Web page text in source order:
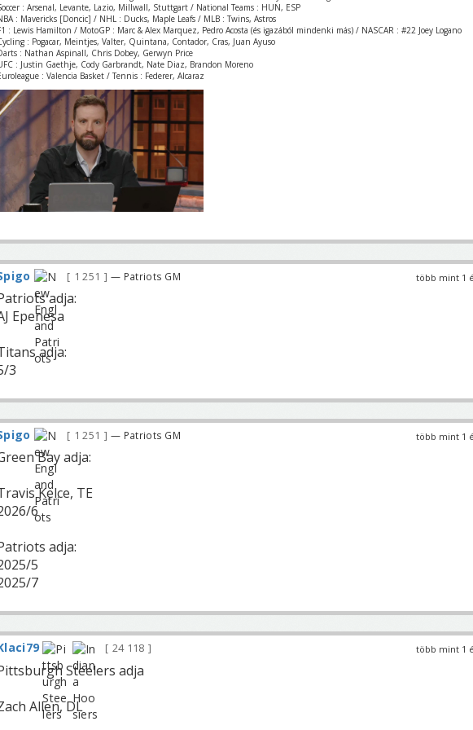
: Arsenal, Levante, Lazio, Millwall, Stuttgart / National Teams : HUN, ESP
: Mavericks [Doncic] / NHL : Ducks, Maple Leafs / MLB : Twins, Astros
: Lewis Hamilton / MotoGP : Marc & Alex Marquez, Pedro Acosta (és igazából mindenki más) / NASCAR : #22 Joey Logano
: Pogacar, Meintjes, Valter, Quintana, Contador, Cras, Juan Ayuso
: Nathan Aspinall, Chris Dobey, Gerwyn Price
: Justin Gaethje, Cody Garbrandt, Nate Diaz, Brandon Moreno
: Valencia Basket / Tennis : Federer, Alcaraz
több mint 1
1 251 — Patriots GM
adja:
Epenesa
adja:
3
több mint 1
1 251 — Patriots GM
Bay adja:
Kelce, TE
6
adja:
5
7
több mint 1
24 118
Steelers adja
Allen, DL